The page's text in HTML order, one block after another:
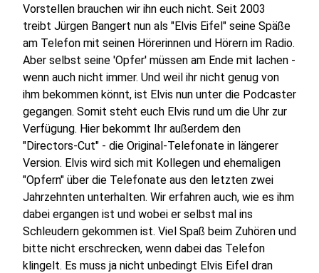
Vorstellen brauchen wir ihn euch nicht. Seit 2003
treibt Jürgen Bangert nun als "Elvis Eifel" seine Späße
am Telefon mit seinen Hörerinnen und Hörern im Radio.
Aber selbst seine 'Opfer' müssen am Ende mit lachen -
wenn auch nicht immer. Und weil ihr nicht genug von
ihm bekommen könnt, ist Elvis nun unter die Podcaster
gegangen. Somit steht euch Elvis rund um die Uhr zur
Verfügung. Hier bekommt Ihr außerdem den
"Directors-Cut" - die Original-Telefonate in längerer
Version. Elvis wird sich mit Kollegen und ehemaligen
"Opfern" über die Telefonate aus den letzten zwei
Jahrzehnten unterhalten. Wir erfahren auch, wie es ihm
dabei ergangen ist und wobei er selbst mal ins
Schleudern gekommen ist. Viel Spaß beim Zuhören und
bitte nicht erschrecken, wenn dabei das Telefon
klingelt. Es muss ja nicht unbedingt Elvis Eifel dran